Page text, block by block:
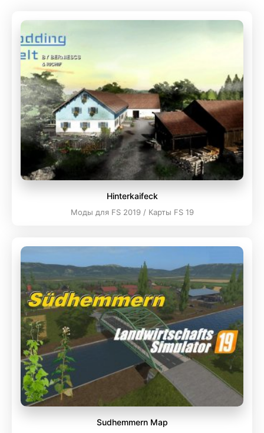
Hinterkaifeck
Моды для FS 2019 / Карты FS 19
Sudhemmern Map